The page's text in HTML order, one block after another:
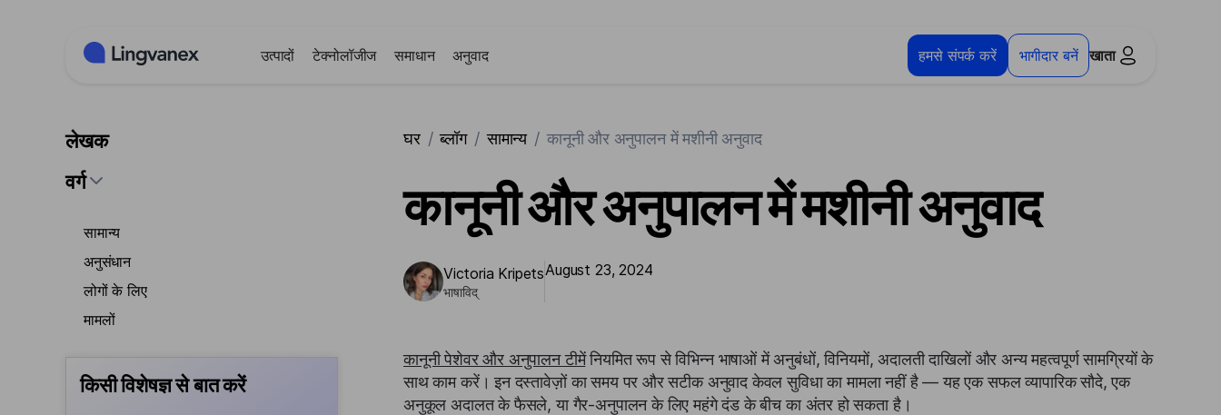
उत्पादों टेक्नोलॉजीज समाधान अनुवाद हमसे संपर्क करें भागीदार बनें खाता
लेखक
वर्ग
सामान्य
अनुसंधान
लोगों के लिए
मामलों
किसी विशेषज्ञ से बात करें
घर / ब्लॉग / सामान्य / कानूनी और अनुपालन में मशीनी अनुवाद
कानूनी और अनुपालन में मशीनी अनुवाद
Victoria Kripets
भाषाविद्
August 23, 2024
कानूनी पेशेवर और अनुपालन टीमेंनियमित रूप से विभिन्न भाषाओं में अनुबंधों, विनियमों, अदालती दाखिलों और अन्य महत्वपूर्ण सामग्रियों के
साथ काम करें। इन दस्तावेज़ों का समय पर और सटीक अनुवाद केवल सुविधा का मामला नहीं है — यह एक सफल व्यापारिक सौदे, एक
अनुकूल अदालत के फैसले, या गैर-अनुपालन के लिए महंगे दंड के बीच का अंतर हो सकता है।